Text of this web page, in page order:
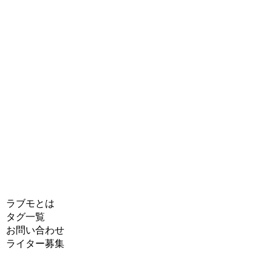
ラブモとは
タグ一覧
お問い合わせ
ライター募集